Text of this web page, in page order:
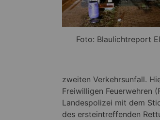
Foto: Blaulichtreport
zweiten Verkehrsunfall.
Freiwilligen Feuerwehren
Landespolizei mit dem
des ersteintreffenden